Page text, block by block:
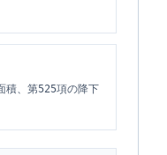
積、第525項の降下